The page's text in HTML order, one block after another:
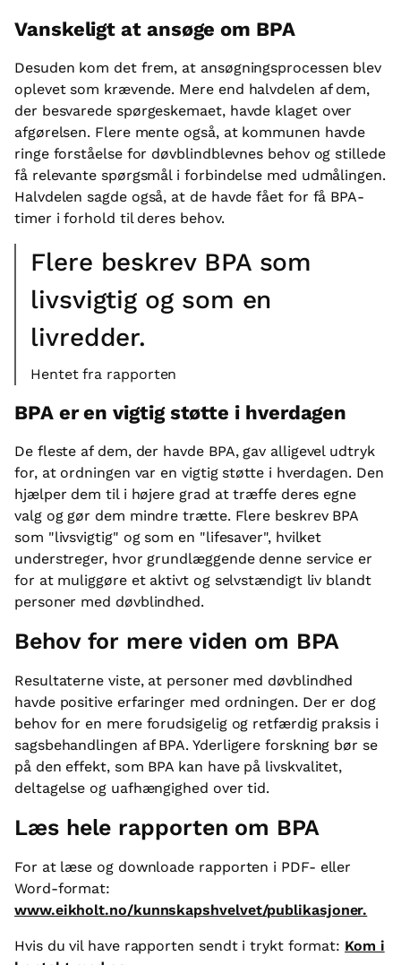
Vanskeligt at ansøge om BPA
Desuden kom det frem, at ansøgningsprocessen blev
oplevet som krævende. Mere end halvdelen af dem,
der besvarede spørgeskemaet, havde klaget over
afgørelsen. Flere mente også, at kommunen havde
ringe forståelse for døvblindblevnes behov og stillede
få relevante spørgsmål i forbindelse med udmålingen.
Halvdelen sagde også, at de havde fået for få BPA-
timer i forhold til deres behov.
Flere beskrev BPA som
livsvigtig og som en
livredder.
Hentet fra rapporten
BPA er en vigtig støtte i hverdagen
De fleste af dem, der havde BPA, gav alligevel udtryk
for, at ordningen var en vigtig støtte i hverdagen. Den
hjælper dem til i højere grad at træffe deres egne
valg og gør dem mindre trætte. Flere beskrev BPA
som "livsvigtig" og som en "lifesaver", hvilket
understreger, hvor grundlæggende denne service er
for at muliggøre et aktivt og selvstændigt liv blandt
personer med døvblindhed.
Behov for mere viden om BPA
Resultaterne viste, at personer med døvblindhed
havde positive erfaringer med ordningen. Der er dog
behov for en mere forudsigelig og retfærdig praksis i
sagsbehandlingen af BPA. Yderligere forskning bør se
på den effekt, som BPA kan have på livskvalitet,
deltagelse og uafhængighed over tid.
Læs hele rapporten om BPA
For at læse og downloade rapporten i PDF- eller
Word-format:
www.eikholt.no/kunnskapshvelvet/publikasjoner.
Hvis du vil have rapporten sendt i trykt format: Kom i